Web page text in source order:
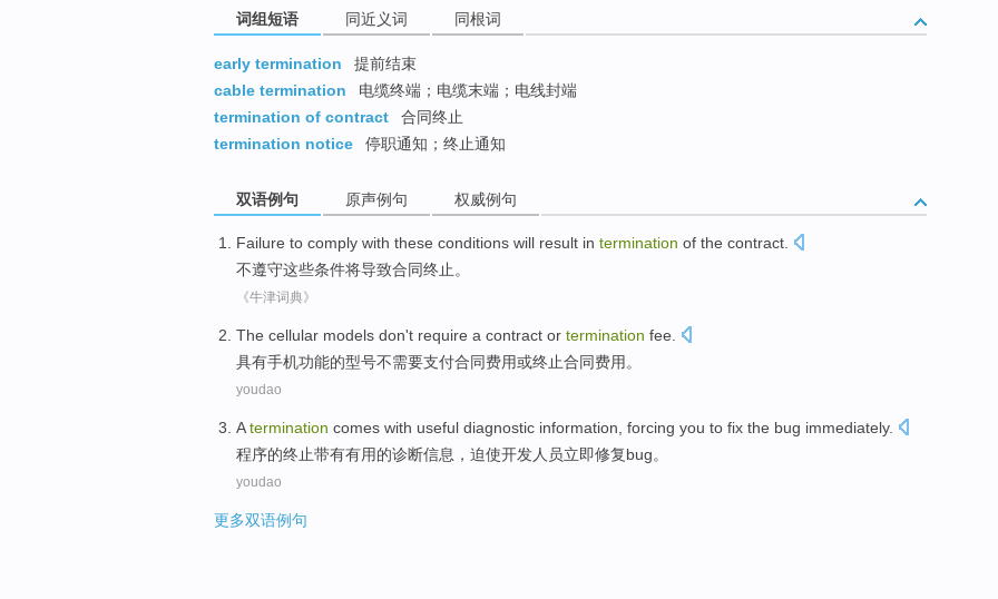
词组短语 同近义词 同根词
early termination
提前结束
cable termination
电缆终端；电缆末端；电线封端
termination of contract
合同终止
termination notice
停职通知；终止通知
双语例句 原声例句 权威例句
Failure to comply with these conditions will result in termination of the contract.
不遵守这些条件将导致合同终止。
《牛津词典》
The cellular models don't require a contract or termination fee
具有手机功能的型号不需要支付合同费用或终止合同费用。
youdao
Atermination comes with useful diagnostic information forcing you to fix the bug immediately.
程序的终止带有有用的诊断信息 ， 迫使开发人员立即修复bug。
youdao
更多双语例句